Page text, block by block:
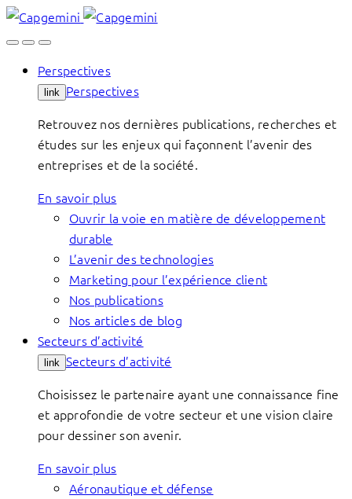
Skip
to
Perspectives
link Perspectives
Retrouvez nos dernières publications, recherches et
études sur les enjeux qui façonnent l’avenir des
entreprises et de la société.
En savoir plus
Ouvrir la voie en matière de développement
durable
L’avenir des technologies
Marketing pour l’expérience client
Nos publications
Nos articles de blog
Secteurs d’activité
link Secteurs d’activité
Choisissez le partenaire ayant une connaissance fine
et approfondie de votre secteur et une vision claire
pour dessiner son avenir.
En savoir plus
Aéronautique et défense